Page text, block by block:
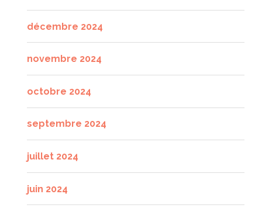
décembre 2024
novembre 2024
octobre 2024
septembre 2024
juillet 2024
juin 2024